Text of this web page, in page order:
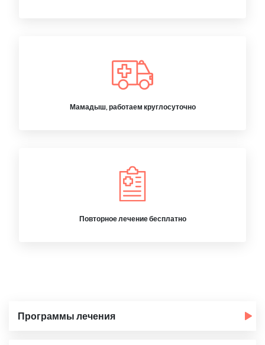
Мамадыш, работаем круглосуточно
Повторное лечение бесплатно
Программы лечения